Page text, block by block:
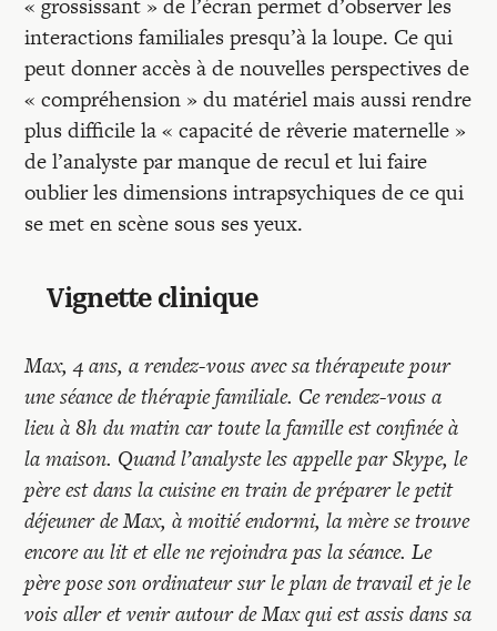
« grossissant » de l’écran permet d’observer les
interactions familiales presqu’à la loupe. Ce qui
peut donner accès à de nouvelles perspectives de
« compréhension » du matériel mais aussi rendre
plus difficile la « capacité de rêverie maternelle »
de l’analyste par manque de recul et lui faire
oublier les dimensions intrapsychiques de ce qui
se met en scène sous ses yeux.
Vignette clinique
Max, 4 ans, a rendez-vous avec sa thérapeute pour
une séance de thérapie familiale. Ce rendez-vous a
lieu à 8h du matin car toute la famille est confinée à
la maison. Quand l’analyste les appelle par Skype, le
père est dans la cuisine en train de préparer le petit
déjeuner de Max, à moitié endormi, la mère se trouve
encore au lit et elle ne rejoindra pas la séance. Le
père pose son ordinateur sur le plan de travail et je le
vois aller et venir autour de Max qui est assis dans sa